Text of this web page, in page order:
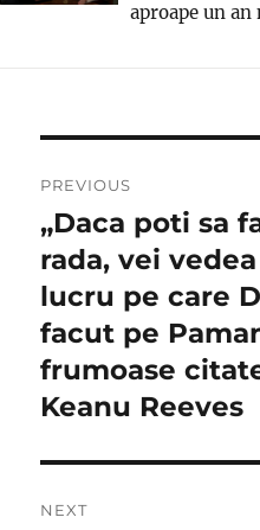
aproape un an
în
articole
PREVIOUS
Previous
post:
„Daca poti sa
rada, vei
lucru pe care
facut pe
frumoase
Keanu Reeves
NEXT